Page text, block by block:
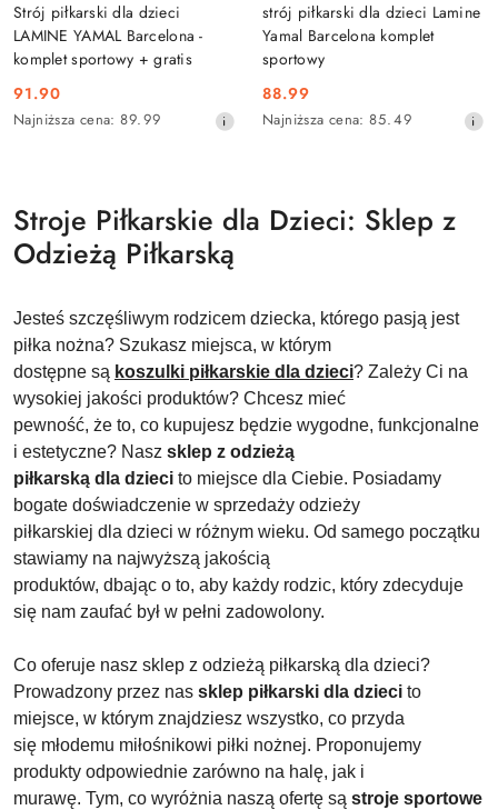
Strój piłkarski dla dzieci
LAMINE YAMAL Barcelona -
komplet sportowy + gratis
Cena
promocyjna:
91.90
Najniższa
przed
obniżką
Najniższa cena: 89.99
strój piłkarski dla dzieci Lamine
Yamal Barcelona komplet
sportowy
Cena
promocyjna:
88.99
Najniższa
przed
Najniższa cena: 85.49
Stroje Piłkarskie dla Dzieci: Sklep z
Odzieżą Piłkarską
Jesteś szczęśliwym rodzicem dziecka, którego pasją jest
piłka nożna? Szukasz miejsca, w którym
dostępne są koszulki piłkarskie dla dzieci? Zależy Ci na
wysokiej jakości produktów? Chcesz mieć
pewność, że to, co kupujesz będzie wygodne, funkcjonalne
i estetyczne? Nasz sklep z odzieżą
piłkarską dla dzieci to miejsce dla Ciebie. Posiadamy
bogate doświadczenie w sprzedaży odzieży
piłkarskiej dla dzieci w różnym wieku. Od samego początku
stawiamy na najwyższą jakością
produktów, dbając o to, aby każdy rodzic, który zdecyduje
się nam zaufać był w pełni zadowolony.
Co oferuje nasz sklep z odzieżą piłkarską dla dzieci?
Prowadzony przez nas sklep piłkarski dla dzieci to
miejsce, w którym znajdziesz wszystko, co przyda
się młodemu miłośnikowi piłki nożnej. Proponujemy
produkty odpowiednie zarówno na halę, jak i
murawę. Tym, co wyróżnia naszą ofertę są stroje sportowe